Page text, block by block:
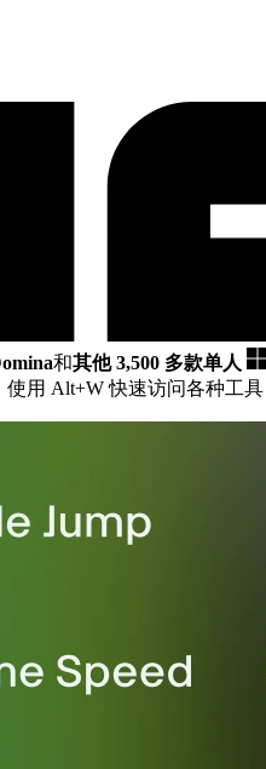
和其他 3,500 多款单人
用 Alt+W 快速访问各种工具